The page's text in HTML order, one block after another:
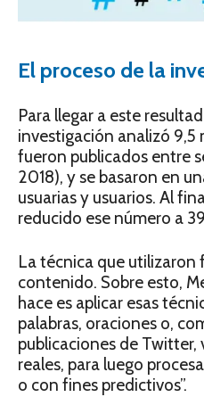
El proceso de la
Para llegar a este
investigación analizó 9,5
fueron publicados entre
2018), y se basaron en
usuarias y usuarios. Al
reducido ese número a
La técnica que utilizaron
contenido. Sobre esto,
hace es aplicar esas
palabras, oraciones o,
publicaciones de
reales, para luego
o con fines predictivos”.